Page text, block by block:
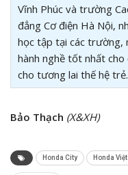
Vĩnh Phúc và trường
đẳng Cơ điện Hà Nội,
học tập tại các trường,
hành nghề tốt nhất cho
cho tương lai thế hệ trẻ.
Bảo Thạch (X&XH)
Honda City Honda